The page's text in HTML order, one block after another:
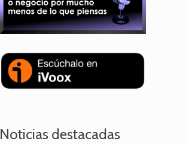
Noticias destacadas